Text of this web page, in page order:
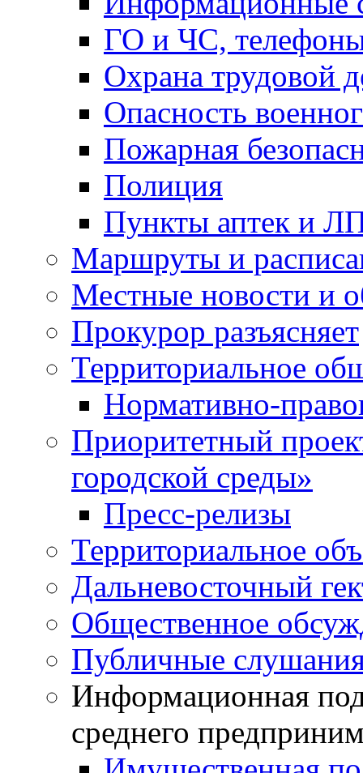
ГО и ЧС,
Охрана трудовой
Опасность
Пожарная
Полиция
Пункты аптек и
Маршруты и
Местные новости и
Прокурор разъясняет
Территориальное
Нормативно-
Приоритетный
городской среды»
Пресс-релизы
Территориальное
Дальневосточный
Общественное
Публичные
Информационная
среднего